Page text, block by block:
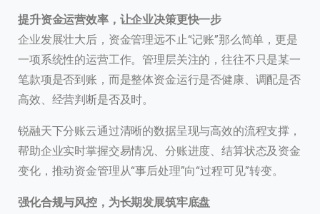
提升资金运营效率，让企业决策更快一步
企业发展壮大后，资金管理远不止“记账”那么简单，更是
一项系统性的运营工作。管理层关注的，往往不只是某一
笔款项是否到账，而是整体资金运行是否健康、调配是否
高效、经营判断是否及时。
锐融天下分账云通过清晰的数据呈现与高效的流程支撑，
帮助企业实时掌握交易情况、分账进度、结算状态及资金
变化，推动资金管理从“事后处理”向“过程可见”转变。
强化合规与风控，为长期发展筑牢底盘